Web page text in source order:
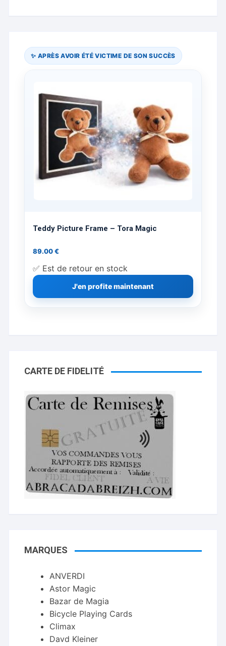
✨ APRÈS AVOIR ÉTÉ VICTIME DE SON SUCCÈS
Teddy Picture Frame – Tora Magic
89.00€
✅ Est de retour en stock
J'en profite maintenant
CARTE DE FIDELITÉ
MARQUES
ANVERDI
Astor Magic
Bazar de Magia
Bicycle Playing Cards
Climax
Davd Kleiner